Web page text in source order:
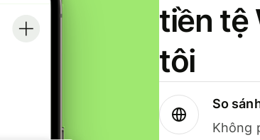
tiền tệ
tôi
So
Không